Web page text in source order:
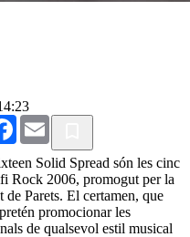
Facebook
Email
Solid Spread són les cinc
Rock 2006, promogut per la
Parets. El certamen, que
promocionar les
de qualsevol estil musical